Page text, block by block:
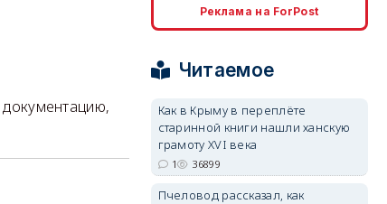
erid: 2SDnjcrDNw6
Реклама на ForPost
Читаемое
Как в Крыму в переплёте
старинной книги нашли ханскую
грамоту XVI века
1 36899
Пчеловод рассказал, как